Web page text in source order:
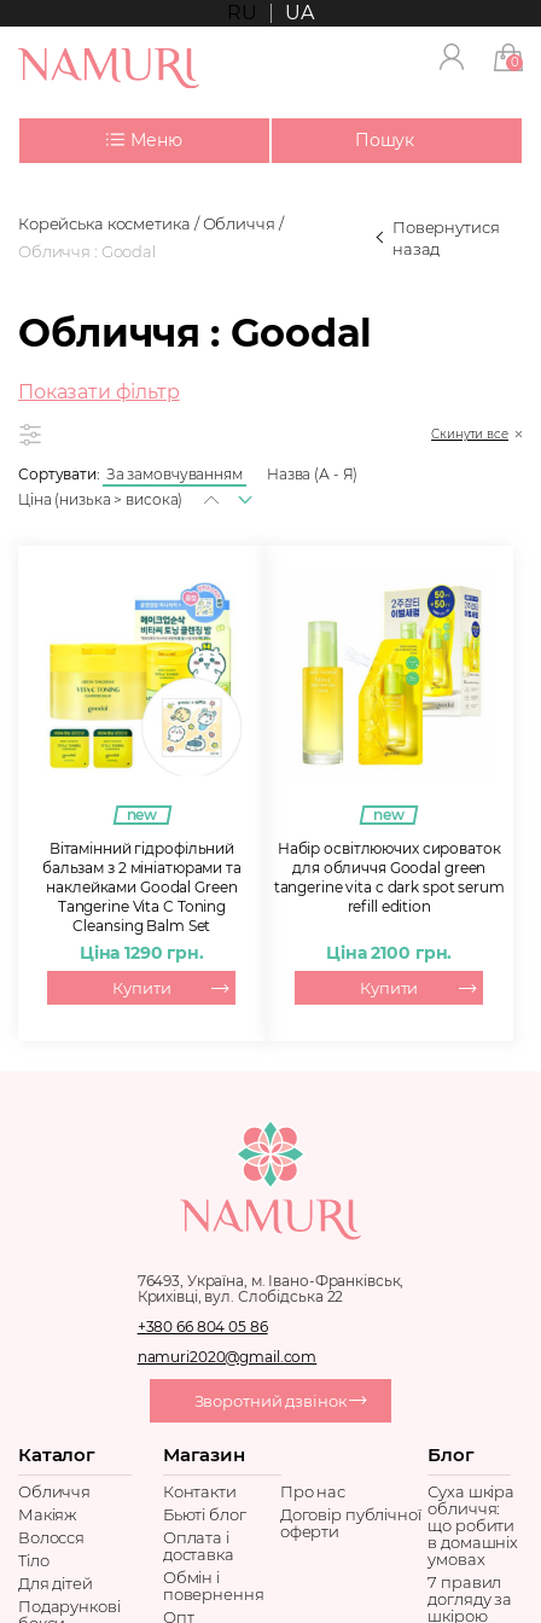
RU UA
0
Меню Пошук
Корейська косметика
Обличчя
Обличчя : Goodal
Повернутися
назад
Обличчя : Goodal
Показати фільтр
Сортувати: За замовчуванням
Назва (А - Я)
Ціна (низька > висока)
Скинути все
new
Вітамінний гідрофільний
бальзам з 2 мініатюрами та
наклейками Goodal Green
Tangerine Vita C Toning
Cleansing Balm Set
Ціна 1290 грн.
Купити
new
Набір освітлюючих сироваток
для обличчя Goodal green
tangerine vita c dark spot serum
refill edition
Ціна 2100 грн.
Купити
76493, Україна, м. Івано-Франківськ,
Крихівці, вул. Слобідська 22
+380 66 804 05 86
namuri2020@gmail.com
Каталог
Обличчя
Макіяж
Волосся
Тіло
Для дітей
Подарункові
Магазин
Контакти
Бьюті блог
Оплата і
доставка
Обмін і
повернення
Опт
Про нас
Договір публічної
оферти
Блог
Суха шкіра
обличчя:
що робити
в домашніх
умовах
7 правил
догляду за
шкірою
Зворотний дзвінок